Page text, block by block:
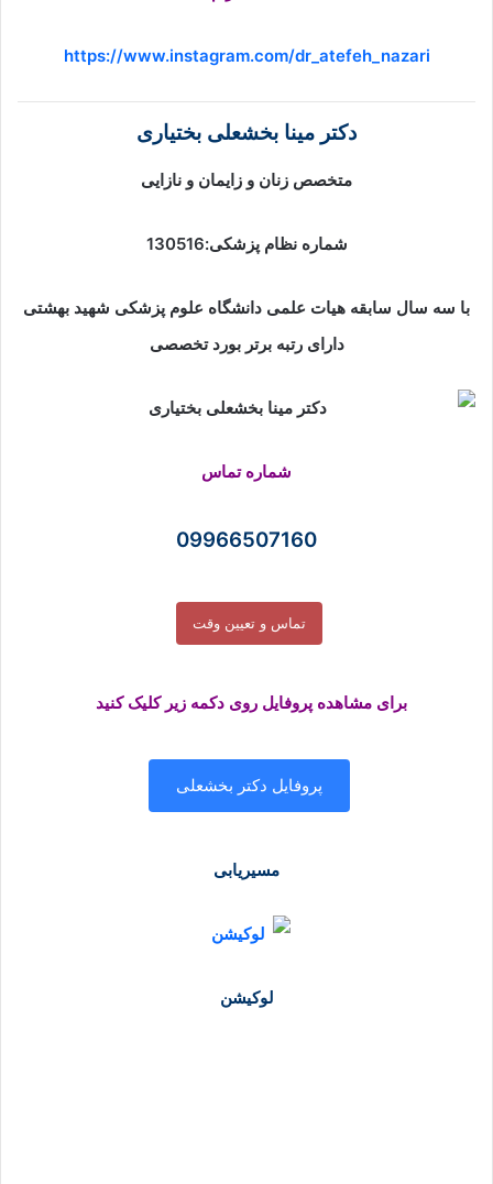
https://www.instagram.com/dr_atefeh_nazari
دکتر مینا بخشعلی بختیاری
متخصص زنان و زایمان و نازایی
شماره نظام پزشکی:130516
با سه سال سابقه هیات علمی دانشگاه علوم پزشکی شهید بهشتی
دارای رتبه برتر بورد تخصصی
شماره تماس
09966507160
تماس و تعیین وقت
برای مشاهده پروفایل روی دکمه زیر کلیک کنید
پروفایل دکتر بخشعلی
مسیریابی
لوکیشن